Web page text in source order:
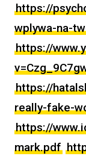
https://
wplywa-na-
https://
https://
really-fake-
https://
mark.pdf